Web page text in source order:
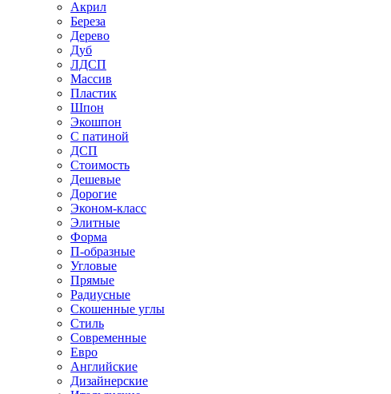
Акрил
Береза
Дерево
Дуб
ЛДСП
Массив
Пластик
Шпон
Экошпон
С патиной
ДСП
Стоимость
Дешевые
Дорогие
Эконом-класс
Элитные
Форма
П-образные
Угловые
Прямые
Радиусные
Скошенные углы
Стиль
Современные
Евро
Английские
Дизайнерские